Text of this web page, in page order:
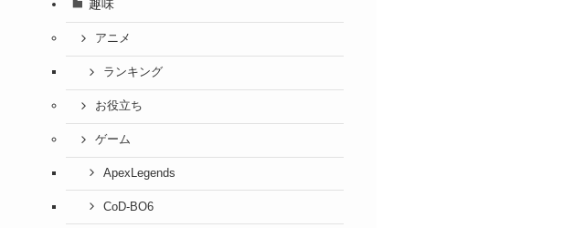
趣味
アニメ
ランキング
お役立ち
ゲーム
ApexLegends
CoD-BO6